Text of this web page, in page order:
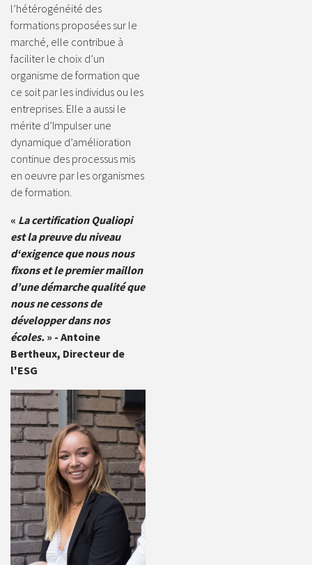
l’hétérogénéité des
formations proposées sur le
marché, elle contribue à
faciliter le choix d’un
organisme de formation que
ce soit par les individus ou les
entreprises. Elle a aussi le
mérite d’Impulser une
dynamique d’amélioration
continue des processus mis
en oeuvre par les organismes
de formation.
« La certification Qualiopi
est la preuve du niveau
d‘exigence que nous nous
fixons et le premier maillon
d’une démarche qualité que
nous ne cessons de
développer dans nos
écoles. » - Antoine
Bertheux, Directeur de
l'ESG